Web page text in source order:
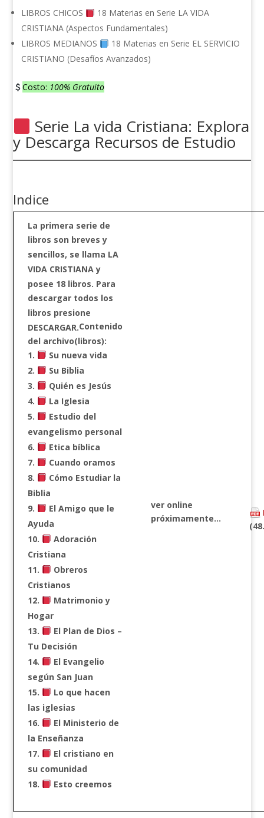
LIBROS CHICOS
18 Materias en Serie LA VIDA
CRISTIANA (Aspectos Fundamentales)
LIBROS MEDIANOS
18 Materias en Serie EL SERVICIO
CRISTIANO (Desafíos Avanzados)
Costo: 100% Gratuito
Serie La vida Cristiana: Explora
y Descarga Recursos de Estudio
Indice
La primera serie de
libros son breves y
sencillos, se llama LA
VIDA CRISTIANA y
posee 18 libros. Para
descargar todos los
libros presione
DESCARGAR.Contenido
del archivo(libros):
Su nueva vida
Su Biblia
Quién es Jesús
La Iglesia
Estudio del
evangelismo personal
Etica bíblica
Cuando oramos
Cómo Estudiar la
Biblia
El Amigo que le
Ayuda
Adoración
Cristiana
Obreros
Cristianos
Matrimonio y
Hogar
El Plan de Dios –
Tu Decisión
El Evangelio
según San Juan
Lo que hacen
las iglesias
El Ministerio de
la Enseñanza
El cristiano en
su comunidad
Esto creemos
ver online
próximamente…